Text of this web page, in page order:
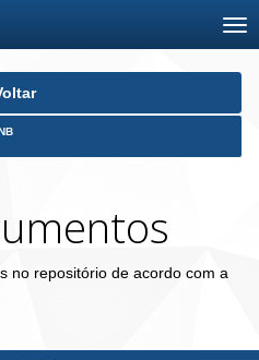
no repositório de acordo com a